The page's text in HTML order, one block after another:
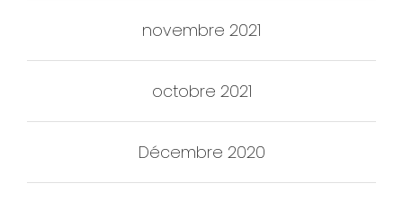
novembre 2021
octobre 2021
Décembre 2020